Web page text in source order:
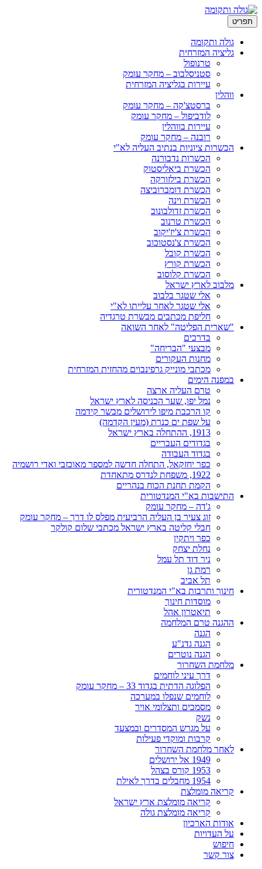
גולה ותקומה
גליציה המזרחית
טרנופול
סטניסלבוב – מחקר עומק
עיירות בגליציה המזרחית
ווהלין
ברסטצ'קה – מחקר עומק
לודביפול – מחקר עומק
עיירות בווהלין
רובנה – מחקר עומק
הכשרות ציוניות בנתיב העליה לא"י
הכשרות נדבורנה
הכשרת ביאליסטוק
הכשרת בילזורקה
הכשרת דומברוביצה
הכשרת וינה
הכשרת זדולבונוב
הכשרת טרנוב
הכשרת צ'יז'יקוב
הכשרת צ'נסטוכוב
הכשרת קובל
הכשרת קורץ
הכשרת קלוסוב
מלבוב לארץ ישראל
אלי שטגר בלבוב
אלי שטגר לאחר עלייתו לא"י
חליפת מכתבים מבשרת טרגדיה
"שארית הפליטה" לאחר השואה
בדרכים
מבצעי "הבריחה"
מחנות העקורים
מכתבי מונייק גרפינבוים מהחזית המזרחית
במפנה הימים
טרם העליה ארצה
נמל יפו, שער הכניסה לארץ ישראל
קו הרכבת מיפו לירושלים מבשר קידמה
על שפת ים כנרת (מעין הקדמה)
1913, ההתחלה בארץ ישראל
בגדודים העבריים
בגדוד העבודה
כפר יחזקאל, התחלה חדשה למספר מאוכזבי ואדי רושמיה
1922, משפחת לנדרס מתאחדת
הקמת תחנת הכוח בנהריים
התישבות בא"י המנדטורית
ג'דה – מחקר עומק
זוג צעיר בן העליה הרביעית מפלס לו דרך – מחקר עומק
חבלי קליטה בארץ ישראל מכתבי שלום קולקר
כפר ויתקין
נחלת יצחק
ניר דוד תל עמל
רמת גן
תל אביב
חינוך ותרבות בא"י המנדטורית
מוסדות חינוך
תיאטרון אהל
ההגנה טרם המלחמה
הגנה
הגנה גדנ"ע
הגנה נוטרים
מלחמת השחרור
דרך עיני לוחמים
הפלוגה הדתית בגדוד 33 – מחקר עומק
לוחמים שנפלו במערכה
מסמכים ותצלומי אויר
נשק
על מגרש המסדרים ובמצעד
קרבות ומוקדי פעילות
לאחר מלחמת השחרור
1949 אל ירושלים
1953 קורס בצהל
1954 מחבלים בדרך לאילת
קריאה מומלצת
קריאה מומלצת ארץ ישראל
קריאה מומלצת גולה
אודות הארכיון
על העדויות
חיפוש
צור קשר